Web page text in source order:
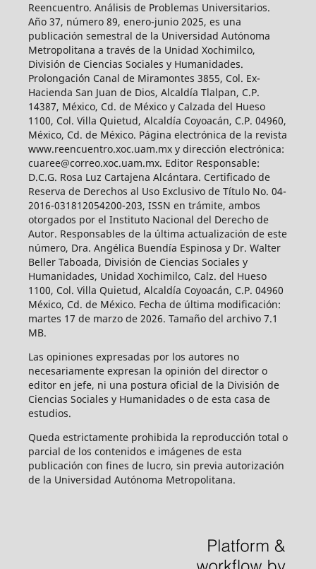
Reencuentro. Análisis de Problemas Universitarios.
Año 37, número 89, enero-junio 2025, es una
publicación semestral de la Universidad Autónoma
Metropolitana a través de la Unidad Xochimilco,
División de Ciencias Sociales y Humanidades.
Prolongación Canal de Miramontes 3855, Col. Ex-
Hacienda San Juan de Dios, Alcaldía Tlalpan, C.P.
14387, México, Cd. de México y Calzada del Hueso
1100, Col. Villa Quietud, Alcaldía Coyoacán, C.P. 04960,
México, Cd. de México. Página electrónica de la revista
www.reencuentro.xoc.uam.mx y dirección electrónica:
cuaree@correo.xoc.uam.mx. Editor Responsable:
D.C.G. Rosa Luz Cartajena Alcántara. Certificado de
Reserva de Derechos al Uso Exclusivo de Título No. 04-
2016-031812054200-203, ISSN en trámite, ambos
otorgados por el Instituto Nacional del Derecho de
Autor. Responsables de la última actualización de este
número, Dra. Angélica Buendía Espinosa y Dr. Walter
Beller Taboada, División de Ciencias Sociales y
Humanidades, Unidad Xochimilco, Calz. del Hueso
1100, Col. Villa Quietud, Alcaldía Coyoacán, C.P. 04960
México, Cd. de México. Fecha de última modificación:
martes 17 de marzo de 2026. Tamaño del archivo 7.1
MB.
Las opiniones expresadas por los autores no
necesariamente expresan la opinión del director o
editor en jefe, ni una postura oficial de la División de
Ciencias Sociales y Humanidades o de esta casa de
estudios.
Queda estrictamente prohibida la reproducción total o
parcial de los contenidos e imágenes de esta
publicación con fines de lucro, sin previa autorización
de la Universidad Autónoma Metropolitana.